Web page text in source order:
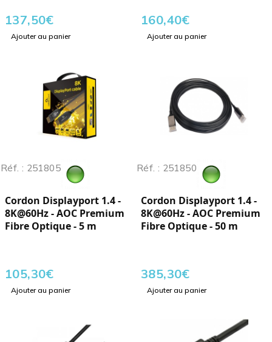
137,50€
Ajouter au panier
160,40€
Ajouter au panier
Réf. : 251805
Cordon Displayport 1.4 -
8K@60Hz - AOC Premium
Fibre Optique - 5 m
105,30€
Ajouter au panier
Réf. : 251850
Cordon Displayport 1.4 -
8K@60Hz - AOC Premium
Fibre Optique - 50 m
385,30€
Ajouter au panier